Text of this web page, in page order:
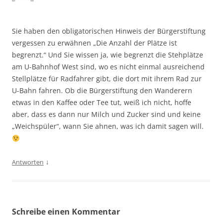
Sie haben den obligatorischen Hinweis der Bürgerstiftung
vergessen zu erwähnen „Die Anzahl der Plätze ist
begrenzt.“ Und Sie wissen ja, wie begrenzt die Stehplätze
am U-Bahnhof West sind, wo es nicht einmal ausreichend
Stellplätze für Radfahrer gibt, die dort mit ihrem Rad zur
U-Bahn fahren. Ob die Bürgerstiftung den Wanderern
etwas in den Kaffee oder Tee tut, weiß ich nicht, hoffe
aber, dass es dann nur Milch und Zucker sind und keine
„Weichspüler“, wann Sie ahnen, was ich damit sagen will.
Antworten ↓
Schreibe einen Kommentar